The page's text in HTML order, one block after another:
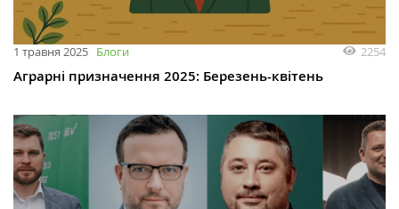
1 травня 2025 Блоги 2254
Аграрні призначення 2025: Березень-квітень